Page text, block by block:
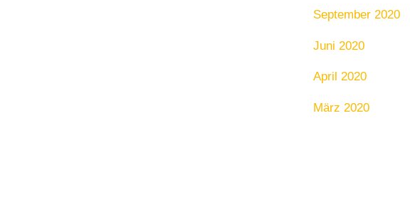
September 2020
Juni 2020
April 2020
März 2020